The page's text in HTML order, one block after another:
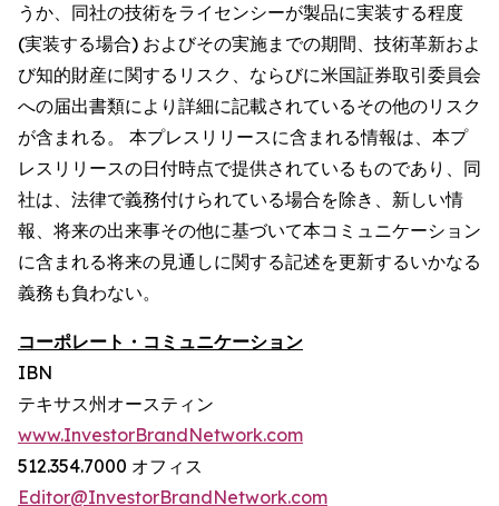
うか、同社の技術をライセンシーが製品に実装する程度
(実装する場合) およびその実施までの期間、技術革新およ
び知的財産に関するリスク、ならびに米国証券取引委員会
への届出書類により詳細に記載されているその他のリスク
が含まれる。 本プレスリリースに含まれる情報は、本プ
レスリリースの日付時点で提供されているものであり、同
社は、法律で義務付けられている場合を除き、新しい情
報、将来の出来事その他に基づいて本コミュニケーション
に含まれる将来の見通しに関する記述を更新するいかなる
義務も負わない。
コーポレート・コミュニケーション
IBN
テキサス州オースティン
www.InvestorBrandNetwork.com
512.354.7000 オフィス
Editor@InvestorBrandNetwork.com